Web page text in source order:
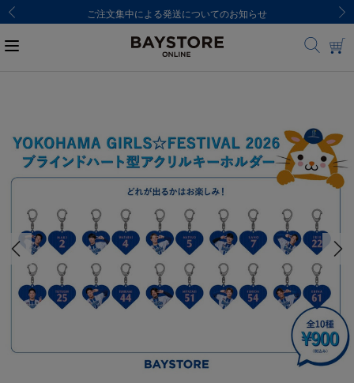
ご注文集中による発送についてのお知らせ